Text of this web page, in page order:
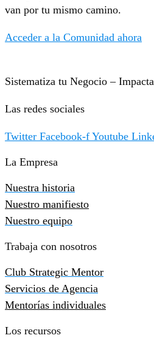
van por tu mismo camino.
Acceder a la Comunidad ahora
Sistematiza tu Negocio –
Las redes sociales
Twitter Facebook-f Youtube
La Empresa
Nuestra historia
Nuestro manifiesto
Nuestro equipo
Trabaja con nosotros
Club Strategic Mentor
Servicios de Agencia
Mentorías individuales
Los recursos